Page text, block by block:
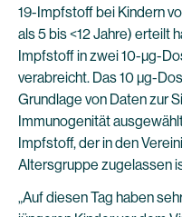
19-Impfstoff bei Kindern
als 5 bis <12 Jahre) erteilt
Impfstoff in zwei 10-µg-
verabreicht. Das 10 µg-
Grundlage von Daten zur
Immunogenität
Impfstoff, der in den
Altersgruppe zugelassen
„Auf diesen Tag haben